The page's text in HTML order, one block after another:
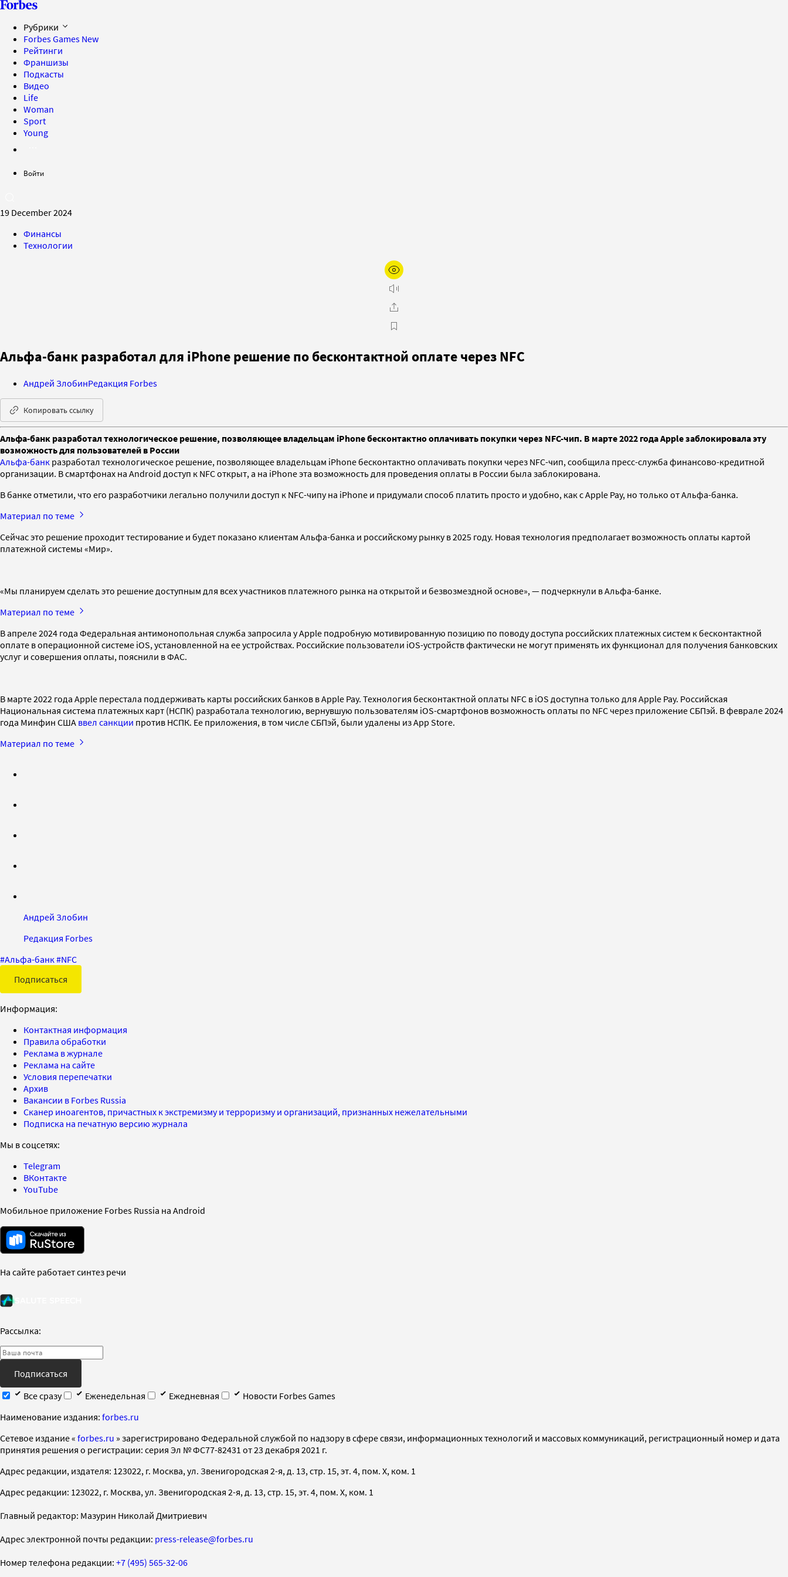
Рубрики
Forbes Games New
Рейтинги
Франшизы
Подкасты
Видео
Life
Woman
Sport
Young
Войти
19 December 2024
Финансы
Технологии
Альфа-банк разработал для iPhone решение по бесконтактной оплате через NFC
Андрей ЗлобинРедакция Forbes
Копировать ссылку
Альфа-банк разработал технологическое решение, позволяющее владельцам iPhone бесконтактно оплачивать покупки через NFC-чип. В марте 2022 года Apple заблокировала эту
возможность для пользователей в России
Альфа-банк разработал технологическое решение, позволяющее владельцам iPhone бесконтактно оплачивать покупки через NFC-чип, сообщила пресс-служба финансово-кредитной
организации. В смартфонах на Android доступ к NFC открыт, а на iPhone эта возможность для проведения оплаты в России была заблокирована.
В банке отметили, что его разработчики легально получили доступ к NFC-чипу на iPhone и придумали способ платить просто и удобно, как с Apple Pay, но только от Альфа-банка.
Материал по теме
Сейчас это решение проходит тестирование и будет показано клиентам Альфа-банка и российскому рынку в 2025 году. Новая технология предполагает возможность оплаты картой
платежной системы «Мир».
«Мы планируем сделать это решение доступным для всех участников платежного рынка на открытой и безвозмездной основе», — подчеркнули в Альфа-банке.
Материал по теме
В апреле 2024 года Федеральная антимонопольная служба запросила у Apple подробную мотивированную позицию по поводу доступа российских платежных систем к бесконтактной
оплате в операционной системе iOS, установленной на ее устройствах. Российские пользователи iOS-устройств фактически не могут применять их функционал для получения банковских
услуг и совершения оплаты, пояснили в ФАС.
В марте 2022 года Apple перестала поддерживать карты российских банков в Apple Pay. Технология бесконтактной оплаты NFC в iOS доступна только для Apple Pay. Российская
Национальная система платежных карт (НСПК) разработала технологию, вернувшую пользователям iOS-смартфонов возможность оплаты по NFC через приложение СБПэй. В феврале 2024
года Минфин США ввел санкции против НСПК. Ее приложения, в том числе СБПэй, были удалены из App Store.
Материал по теме
Андрей Злобин
Редакция Forbes
#Альфа-банк#NFC
Подписаться
Информация:
Контактная информация
Правила обработки
Реклама в журнале
Реклама на сайте
Условия перепечатки
Архив
Вакансии в Forbes Russia
Сканер иноагентов, причастных к экстремизму и терроризму и организаций, признанных нежелательными
Подписка на печатную версию журнала
Мы в соцсетях:
Telegram
ВКонтакте
YouTube
Мобильное приложение Forbes Russia на Android
На сайте работает синтез речи
Рассылка:
Подписаться
Все сразу
Еженедельная Ежедневная
Новости Forbes Games
Наименование издания: forbes.ru
Cетевое издание « forbes.ru » зарегистрировано Федеральной службой по надзору в сфере связи, информационных технологий и массовых коммуникаций, регистрационный номер и дата
принятия решения о регистрации: серия Эл № ФС77-82431 от 23 декабря 2021 г.
Адрес редакции, издателя: 123022, г. Москва, ул. Звенигородская 2-я, д. 13, стр. 15, эт. 4, пом. X, ком. 1
Адрес редакции: 123022, г. Москва, ул. Звенигородская 2-я, д. 13, стр. 15, эт. 4, пом. X, ком. 1
Главный редактор: Мазурин Николай Дмитриевич
Адрес электронной почты редакции: press-release@forbes.ru
Номер телефона редакции: +7 (495) 565-32-06